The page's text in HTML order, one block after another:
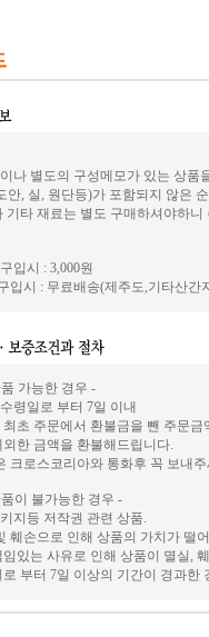
나 별도의 구성메모가 있는 상품
안, 실, 원단등)가 포함되지 않은
기타 재료는 별도 구매하셔야하니
입시 : 3,000원
입시 : 무료배송(제주도,기타산간
가능한 경우 -
령일로 부터 7일 이내
최초 주문에서 환불금을 뺀 주문금
한 금액을 환불해드립니다.
크로스코리아와 통화후 꼭 보내주
이 불가능한 경우 -
지등 저작권 관련 상품.
훼손으로 인해 상품의 가치가 떨
있는 사유로 인해 상품이 멸실,
부터 7일 이상의 기간이 경과한